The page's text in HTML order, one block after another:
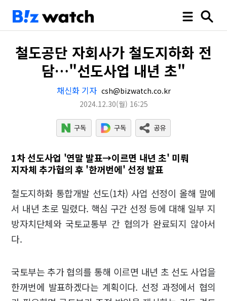
철도공단 자회사가 철도지하화 전
담…"선도사업 내년 초"
채신화 기자 csh@bizwatch.co.kr
2024.12.30(월) 16:25
1차 선도사업 '연말 발표→이르면 내년 초' 미뤄
지자체 추가협의 후 '한꺼번에' 선정 발표
철도지하화 통합개발 선도(1차) 사업 선정이 올해 말에
서 내년 초로 밀렸다. 핵심 구간 선정 등에 대해 일부 지
방자치단체와 국토교통부 간 협의가 완료되지 않아서
다.
국토부는 추가 협의를 통해 이르면 내년 초 선도 사업을
한꺼번에 발표하겠다는 계획이다. 선정 과정에서 협의